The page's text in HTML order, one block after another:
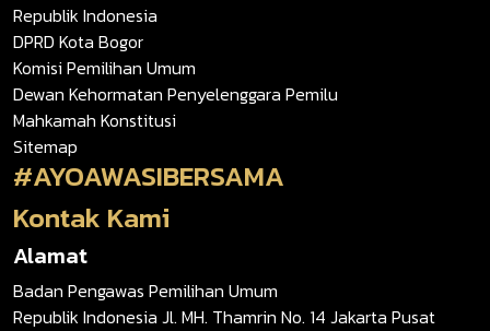
Republik Indonesia
DPRD Kota Bogor
Komisi Pemilihan Umum
Dewan Kehormatan Penyelenggara Pemilu
Mahkamah Konstitusi
Sitemap
#AYOAWASIBERSAMA
Kontak Kami
Alamat
Badan Pengawas Pemilihan Umum
Republik Indonesia Jl. MH. Thamrin No. 14 Jakarta Pusat